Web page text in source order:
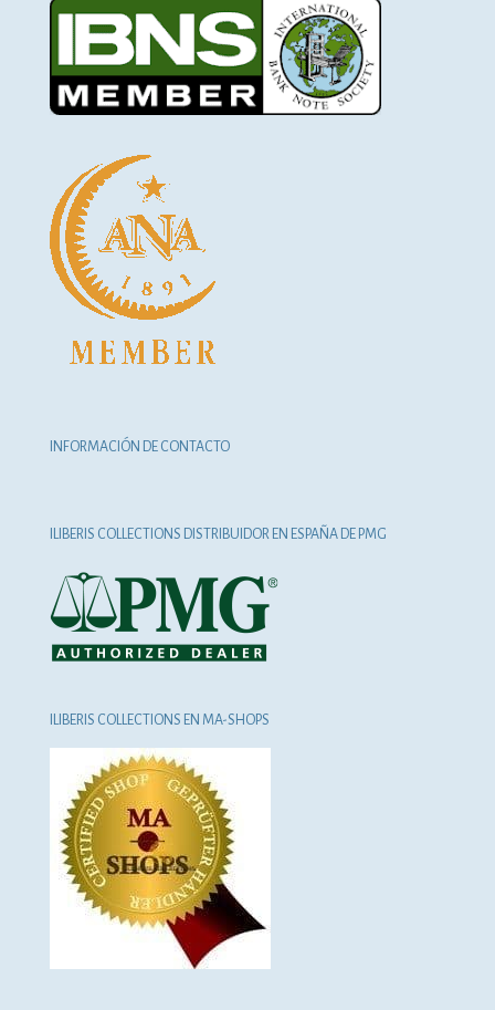
INFORMACIÓN DE CONTACTO
ILIBERIS COLLECTIONS DISTRIBUIDOR EN ESPAÑA DE PMG
ILIBERIS COLLECTIONS EN MA-SHOPS